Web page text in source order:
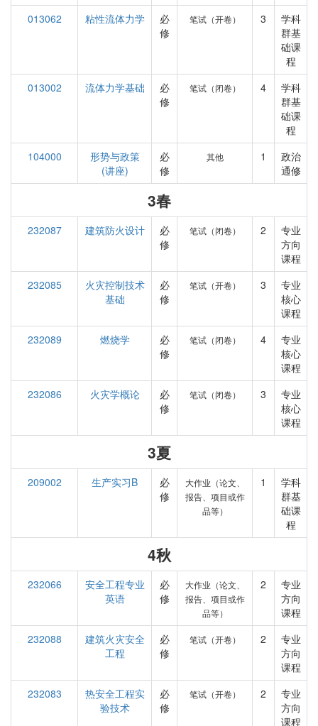
013062
粘性流体力学
必
修
笔试（开卷） 3
学科
群基
础课
程
013002
流体力学基础
必
修
笔试（闭卷） 4
学科
群基
础课
程
104000
形势与政策
(讲座)
必
修
其他 1
政治
通修
3春
232087 建筑防火设计
必
修
笔试（闭卷） 2
专业
方向
课程
232085
火灾控制技术
基础
必
修
笔试（开卷） 3
专业
核心
课程
232089
燃烧学
必
修
笔试（闭卷） 4
专业
核心
课程
232086
火灾学概论
必
修
笔试（闭卷） 3
专业
核心
课程
3夏
209002 生产实习B
必
修
大作业（论文、
报告、项目或作
品等）
1
学科
群基
础课
程
4秋
232066
安全工程专业
英语
必
修
大作业（论文、
报告、项目或作
品等）
2
专业
方向
课程
232088
建筑火灾安全
工程
必
修
笔试（开卷） 2
专业
方向
课程
232083
热安全工程实
验技术
必
修
笔试（开卷） 2
专业
方向
课程